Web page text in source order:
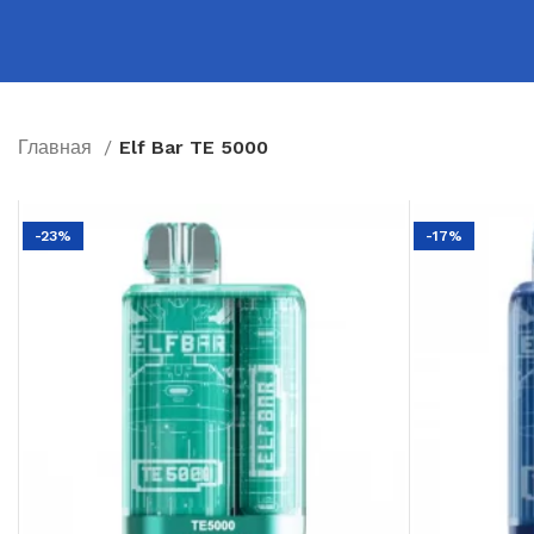
Главная Elf Bar TE 5000
-23% -17%